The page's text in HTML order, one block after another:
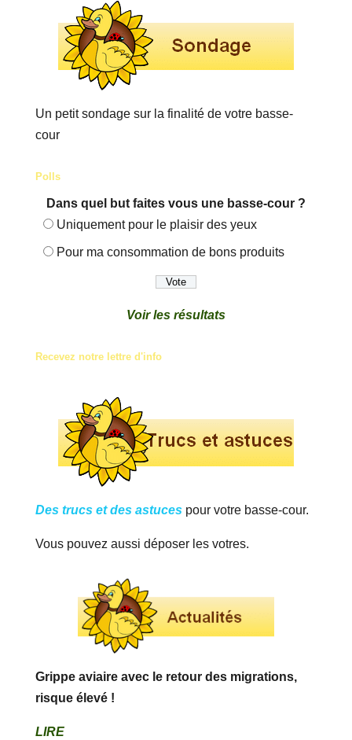
Un petit sondage sur la finalité de votre basse-
cour
Polls
Dans quel but faites vous une basse-cour ?
Uniquement pour le plaisir des yeux
Pour ma consommation de bons produits
Voir les résultats
Recevez notre lettre d'info
Des trucs et des astucespour votre basse-cour.
Vous pouvez aussi déposer les votres.
Grippe aviaire avec le retour des migrations,
risque élevé !
LIRE